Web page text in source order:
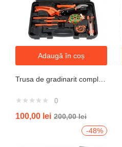
Adaugă în coș
0
100,00 lei 200,00lei
-48%